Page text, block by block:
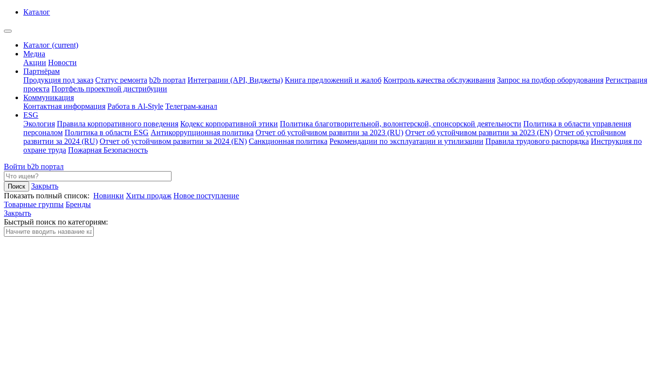
Каталог
Каталог (current)
Медиа
Акции Новости
Партнёрам
Продукция под заказ Статус ремонта b2b портал Интеграции (API, Виджеты) Книга предложений и жалоб Контроль качества обслуживания Запрос на подбор оборудования Регистрация
проекта Портфель проектной дистрибуции
Коммуникация
Контактная информация Работа в Al-Style Телеграм-канал
ESG
Экология Правила корпоративного поведения Кодекс корпоративной этики Политика благотворительной, волонтерской, спонсорской деятельности Политика в области управления
персоналом Политика в области ESG Антикоррупционная политика Отчет об устойчивом развитии за 2023 (RU) Отчет об устойчивом развитии за 2023 (EN) Отчет об устойчивом
развитии за 2024 (RU) Отчет об устойчивом развитии за 2024 (EN) Санкционная политика Рекомендации по эксплуатации и утилизации Правила трудового распорядка Инструкция по
охране труда Пожарная Безопасность
Войти b2b портал
Закрыть
Показать полный список: Новинки Хиты продаж Новое поступление
Товарные группы Бренды
Закрыть
Быстрый поиск по категориям: